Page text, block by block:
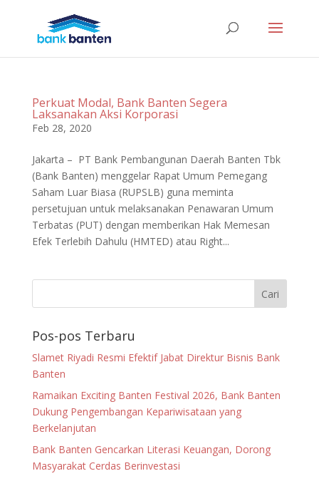
Perkuat Modal, Bank Banten Segera
Laksanakan Aksi Korporasi
Feb 28, 2020
Jakarta – PT Bank Pembangunan Daerah Banten Tbk
(Bank Banten) menggelar Rapat Umum Pemegang
Saham Luar Biasa (RUPSLB) guna meminta
persetujuan untuk melaksanakan Penawaran Umum
Terbatas (PUT) dengan memberikan Hak Memesan
Efek Terlebih Dahulu (HMTED) atau Right...
Pos-pos Terbaru
Slamet Riyadi Resmi Efektif Jabat Direktur Bisnis Bank
Banten
Ramaikan Exciting Banten Festival 2026, Bank Banten
Dukung Pengembangan Kepariwisataan yang
Berkelanjutan
Bank Banten Gencarkan Literasi Keuangan, Dorong
Masyarakat Cerdas Berinvestasi